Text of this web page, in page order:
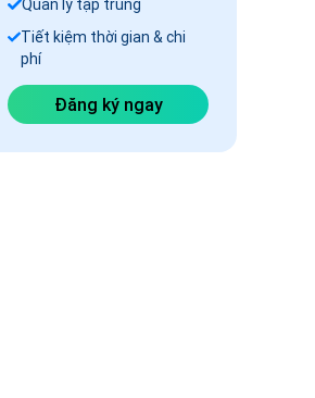
Quản lý tập trung
Tiết kiệm thời gian & chi
phí
Đăng ký ngay